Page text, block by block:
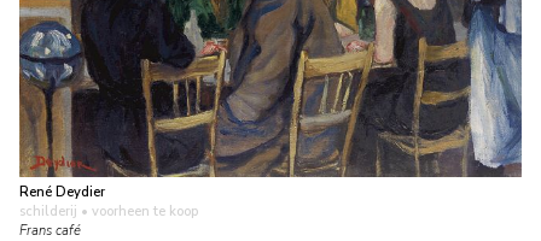
René Deydier
schilderij • voorheen te koop
Frans café